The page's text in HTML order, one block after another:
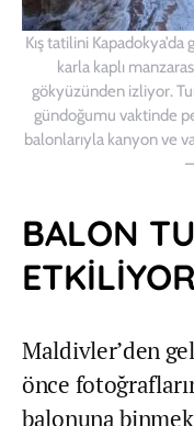
Kış tatilini
karla kaplı
gökyüzünden izliyor.
gündoğumu vaktinde
balonlarıyla kanyon ve
BALON
ETKİLİYOR
Maldivler’den
önce
balonuna